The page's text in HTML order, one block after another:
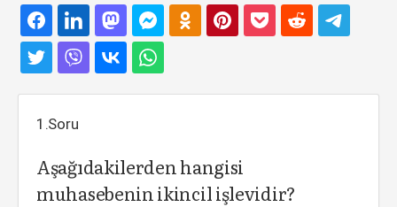
1.Soru
Aşağıdakilerden hangisi
muhasebenin ikincil işlevidir?